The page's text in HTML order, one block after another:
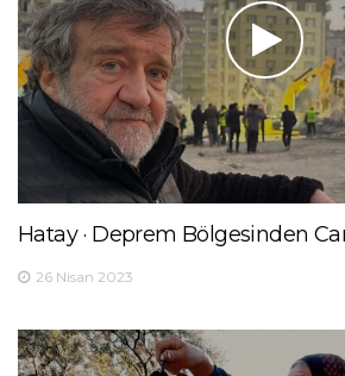
Hatay · Deprem Bölgesinden
26 Nisan 2023